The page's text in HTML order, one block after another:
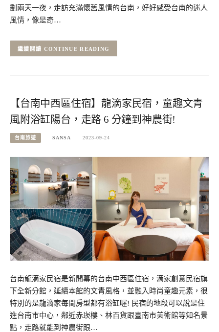
劃兩天一夜，走訪充滿懷舊風情的台南，好好感受台南的迷人
風情，像是奇…
CONTINUE READING
【台南中西區住宿】龍滴家民宿，童趣文青
風附浴缸陽台，走路 6 分鐘到神農街!
台南旅遊 SANSA 2023-09-24
台南龍滴家民宿是新開幕的台南中西區住宿，滴家創意民宿旗
下全新分館，延續本館的文青風格，並融入時尚童趣元素，很
特別的是龍滴家每間房型都有浴缸喔! 民宿的地段可以說是住
進台南市中心，鄰近赤崁樓、林百貨跟臺南市美術館等知名景
點，走路就能到神農街跟…